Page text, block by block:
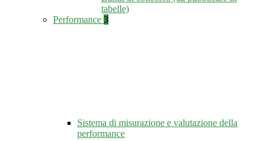
tabelle)
Performance 3
Sistema di misurazione e valutazione della
performance